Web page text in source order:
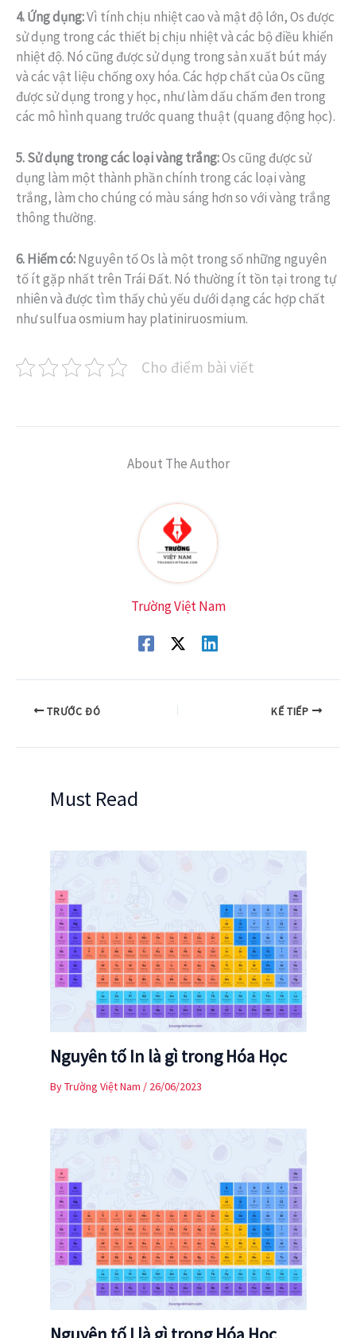
4. Ứng dụng:Vì tính chịu nhiệt cao và mật độ lớn, Os được
sử dụng trong các thiết bị chịu nhiệt và các bộ điều khiển
nhiệt độ. Nó cũng được sử dụng trong sản xuất bút máy
và các vật liệu chống oxy hóa. Các hợp chất của Os cũng
được sử dụng trong y học, như làm dấu chấm đen trong
các mô hình quang trước quang thuật (quang động học).
5. Sử dụng trong các loại vàng trắng:Os cũng được sử
dụng làm một thành phần chính trong các loại vàng
trắng, làm cho chúng có màu sáng hơn so với vàng trắng
thông thường.
6. Hiếm có:Nguyên tố Os là một trong số những nguyên
tố ít gặp nhất trên Trái Đất. Nó thường ít tồn tại trong tự
nhiên và được tìm thấy chủ yếu dưới dạng các hợp chất
như sulfua osmium hay platiniruosmium.
Cho điểm bài viết
About The Author
Trường Việt Nam
TRƯỚC ĐÓ KẾ TIẾP
Must Read
Nguyên tố In là gì trong Hóa Học
ByTrường Việt Nam / 26/06/2023